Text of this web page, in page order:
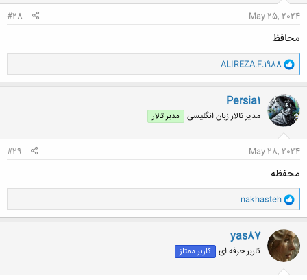
May 25, 2024
#28
محافظ
و
ا
ک
ن
ش
ه
ا
ALIREZA.F.1988
Persia1
مدیر تالار زبان انگلیسی مدیر تالار
May 28, 2024
#29
محفظه
و
ا
ک
ن
ش
ه
ا
nakhasteh
yas87
کاربر حرفه ای کاربر ممتاز